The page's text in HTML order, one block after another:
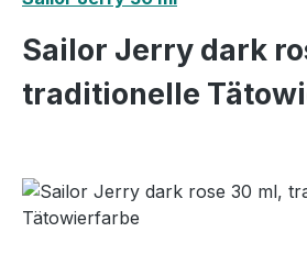
Sailor Jerry dark
traditionelle
Bildergalerie überspringen